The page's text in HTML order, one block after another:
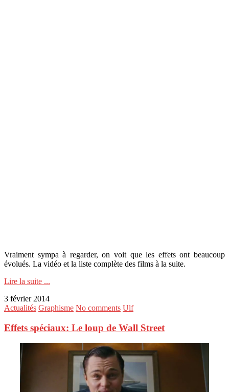
Vraiment sympa à regarder, on voit que les effets ont beaucoup
évolués. La vidéo et la liste complète des films à la suite.
Lire la suite ...
3 février 2014
Actualités Graphisme No comments Ulf
Effets spéciaux: Le loup de Wall Street